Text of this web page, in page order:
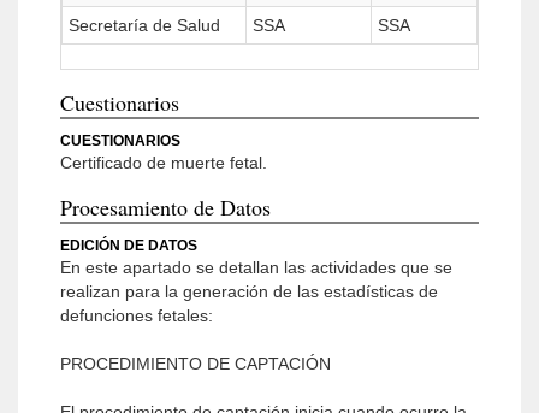
Secretaría de Salud
SSA SSA
Cuestionarios
CUESTIONARIOS
Certificado de muerte fetal.
Procesamiento de Datos
EDICIÓN DE DATOS
En este apartado se detallan las actividades que se
realizan para la generación de las estadísticas de
defunciones fetales:
PROCEDIMIENTO DE CAPTACIÓN